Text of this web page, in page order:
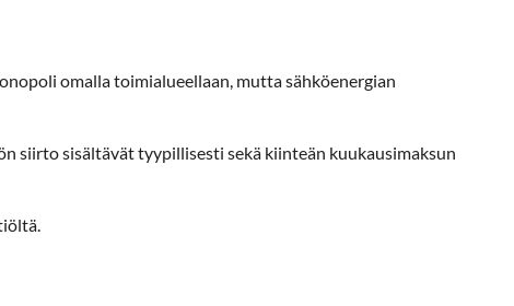
omalla toimialueellaan, mutta sähköenergian
siirto sisältävät tyypillisesti sekä kiinteän kuukausimaksun